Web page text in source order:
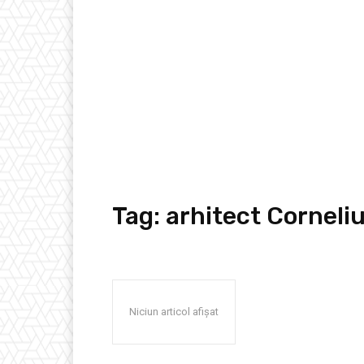
Tag: arhitect
Niciun articol afișat